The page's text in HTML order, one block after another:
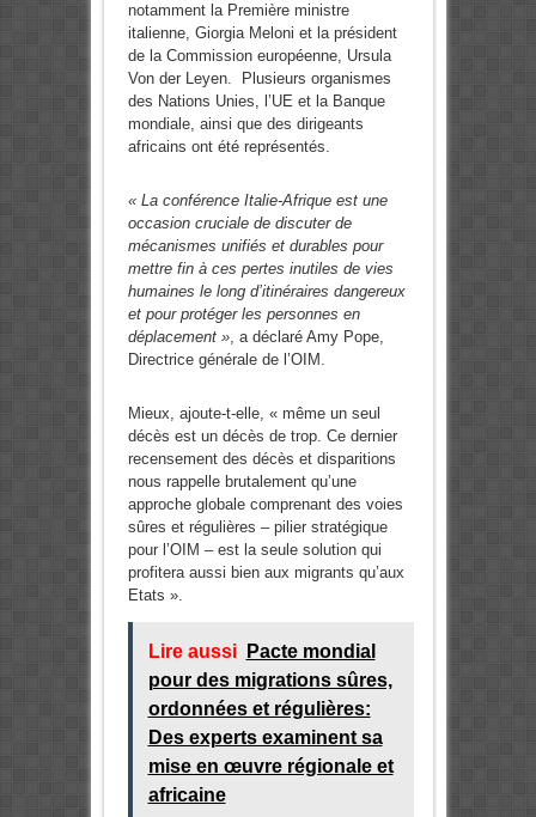
notamment la Première ministre
italienne, Giorgia Meloni et la président
de la Commission européenne, Ursula
Von der Leyen. Plusieurs organismes
des Nations Unies, l’UE et la Banque
mondiale, ainsi que des dirigeants
africains ont été représentés.
« La conférence Italie-Afrique est une
occasion cruciale de discuter de
mécanismes unifiés et durables pour
mettre fin à ces pertes inutiles de vies
humaines le long d’itinéraires dangereux
et pour protéger les personnes en
déplacement », a déclaré Amy Pope,
Directrice générale de l’OIM.
Mieux, ajoute-t-elle, « même un seul
décès est un décès de trop. Ce dernier
recensement des décès et disparitions
nous rappelle brutalement qu’une
approche globale comprenant des voies
sûres et régulières – pilier stratégique
pour l’OIM – est la seule solution qui
profitera aussi bien aux migrants qu’aux
Etats ».
Lire aussi
Pacte mondial
pour des migrations sûres,
ordonnées et régulières:
Des experts examinent sa
mise en œuvre régionale et
africaine